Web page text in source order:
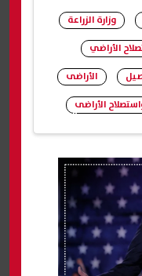
شارك
وزارة الزراعة
الأراضي
الأراضى
الأراضى